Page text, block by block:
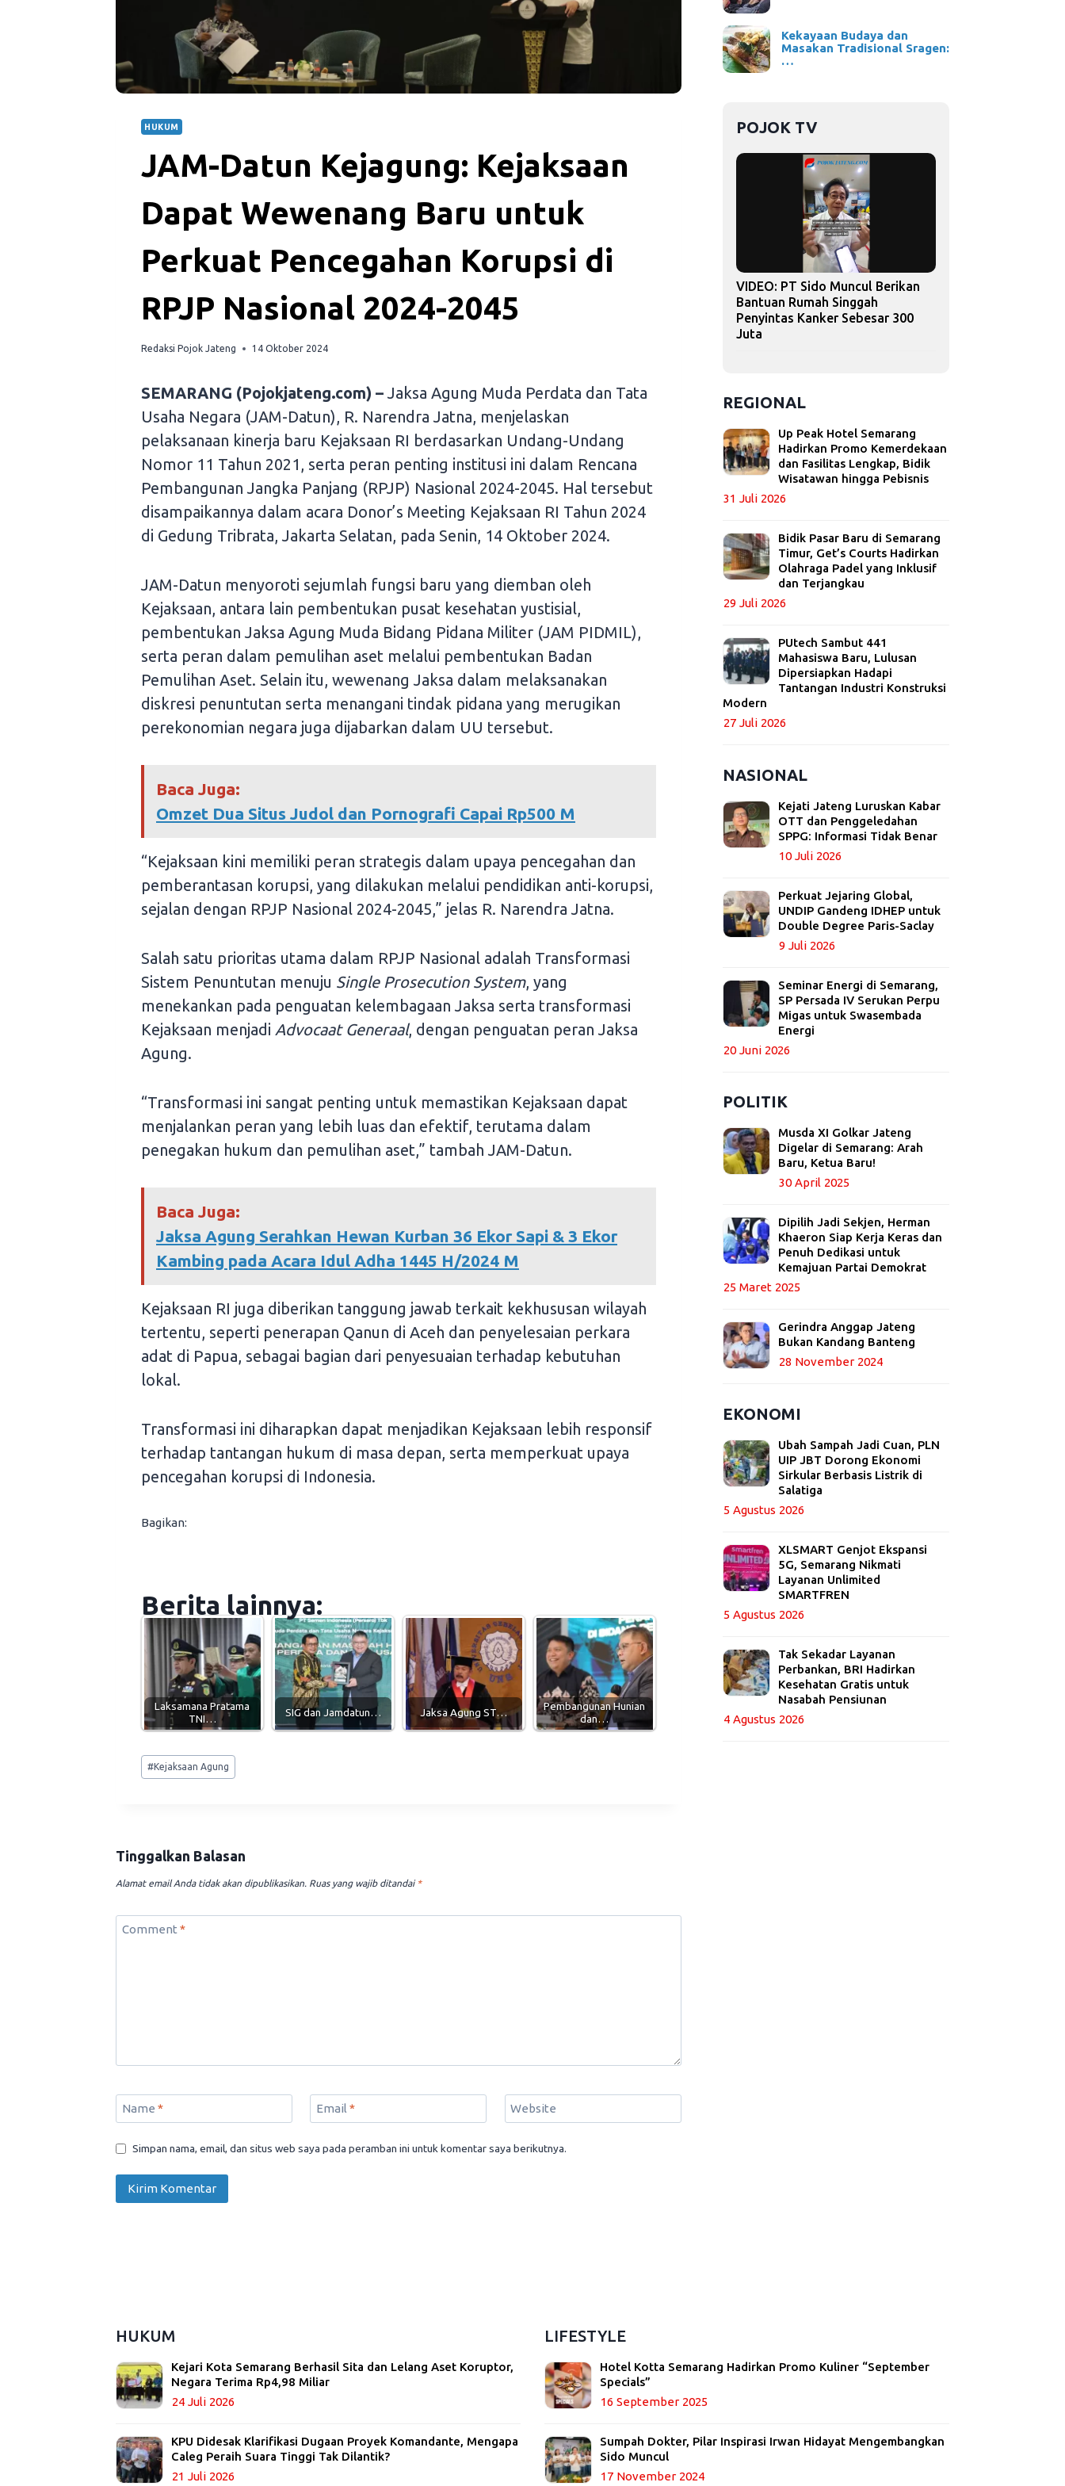
HUKUM
JAM-Datun Kejagung: Kejaksaan
Dapat Wewenang Baru untuk
Perkuat Pencegahan Korupsi di
RPJP Nasional 2024-2045
Redaksi Pojok Jateng 14 Oktober 2024
SEMARANG (Pojokjateng.com) – Jaksa Agung Muda Perdata dan Tata
Usaha Negara (JAM-Datun), R. Narendra Jatna, menjelaskan
pelaksanaan kinerja baru Kejaksaan RI berdasarkan Undang-Undang
Nomor 11 Tahun 2021, serta peran penting institusi ini dalam Rencana
Pembangunan Jangka Panjang (RPJP) Nasional 2024-2045. Hal tersebut
disampaikannya dalam acara Donor’s Meeting Kejaksaan RI Tahun 2024
di Gedung Tribrata, Jakarta Selatan, pada Senin, 14 Oktober 2024.
JAM-Datun menyoroti sejumlah fungsi baru yang diemban oleh
Kejaksaan, antara lain pembentukan pusat kesehatan yustisial,
pembentukan Jaksa Agung Muda Bidang Pidana Militer (JAM PIDMIL),
serta peran dalam pemulihan aset melalui pembentukan Badan
Pemulihan Aset. Selain itu, wewenang Jaksa dalam melaksanakan
diskresi penuntutan serta menangani tindak pidana yang merugikan
perekonomian negara juga dijabarkan dalam UU tersebut.
Baca Juga:
Omzet Dua Situs Judol dan Pornografi Capai Rp500 M
“Kejaksaan kini memiliki peran strategis dalam upaya pencegahan dan
pemberantasan korupsi, yang dilakukan melalui pendidikan anti-korupsi,
sejalan dengan RPJP Nasional 2024-2045,” jelas R. Narendra Jatna.
Salah satu prioritas utama dalam RPJP Nasional adalah Transformasi
Sistem Penuntutan menuju Single Prosecution System, yang
menekankan pada penguatan kelembagaan Jaksa serta transformasi
Kejaksaan menjadi Advocaat Generaal, dengan penguatan peran Jaksa
Agung.
“Transformasi ini sangat penting untuk memastikan Kejaksaan dapat
menjalankan peran yang lebih luas dan efektif, terutama dalam
penegakan hukum dan pemulihan aset,” tambah JAM-Datun.
Baca Juga:
Jaksa Agung Serahkan Hewan Kurban 36 Ekor Sapi & 3 Ekor
Kambing pada Acara Idul Adha 1445 H/2024 M
Kejaksaan RI juga diberikan tanggung jawab terkait kekhususan wilayah
tertentu, seperti penerapan Qanun di Aceh dan penyelesaian perkara
adat di Papua, sebagai bagian dari penyesuaian terhadap kebutuhan
lokal.
Transformasi ini diharapkan dapat menjadikan Kejaksaan lebih responsif
terhadap tantangan hukum di masa depan, serta memperkuat upaya
pencegahan korupsi di Indonesia.
Bagikan:
Berita lainnya:
Laksamana Pratama
TNI…
SIG dan Jamdatun… Jaksa Agung ST…
Pembangunan Hunian
dan…
Post
Tags:
#Kejaksaan Agung
Tinggalkan Balasan
Alamat email Anda tidak akan dipublikasikan. Ruas yang wajib ditandai *
Comment *
Name * Email * Website
Simpan nama, email, dan situs web saya pada peramban ini untuk komentar saya berikutnya.
Kekayaan Budaya dan
Masakan Tradisional Sragen:
…
POJOK TV
VIDEO: PT Sido Muncul Berikan
Bantuan Rumah Singgah
Penyintas Kanker Sebesar 300
Juta
REGIONAL
Up Peak Hotel Semarang
Hadirkan Promo Kemerdekaan
dan Fasilitas Lengkap, Bidik
Wisatawan hingga Pebisnis
31 Juli 2026
Bidik Pasar Baru di Semarang
Timur, Get’s Courts Hadirkan
Olahraga Padel yang Inklusif
dan Terjangkau
29 Juli 2026
PUtech Sambut 441
Mahasiswa Baru, Lulusan
Dipersiapkan Hadapi
Tantangan Industri Konstruksi
Modern
27 Juli 2026
NASIONAL
Kejati Jateng Luruskan Kabar
OTT dan Penggeledahan
SPPG: Informasi Tidak Benar
10 Juli 2026
Perkuat Jejaring Global,
UNDIP Gandeng IDHEP untuk
Double Degree Paris-Saclay
9 Juli 2026
Seminar Energi di Semarang,
SP Persada IV Serukan Perpu
Migas untuk Swasembada
Energi
20 Juni 2026
POLITIK
Musda XI Golkar Jateng
Digelar di Semarang: Arah
Baru, Ketua Baru!
30 April 2025
Dipilih Jadi Sekjen, Herman
Khaeron Siap Kerja Keras dan
Penuh Dedikasi untuk
Kemajuan Partai Demokrat
25 Maret 2025
Gerindra Anggap Jateng
Bukan Kandang Banteng
28 November 2024
EKONOMI
Ubah Sampah Jadi Cuan, PLN
UIP JBT Dorong Ekonomi
Sirkular Berbasis Listrik di
Salatiga
5 Agustus 2026
XLSMART Genjot Ekspansi
5G, Semarang Nikmati
Layanan Unlimited
SMARTFREN
5 Agustus 2026
Tak Sekadar Layanan
Perbankan, BRI Hadirkan
Kesehatan Gratis untuk
Nasabah Pensiunan
4 Agustus 2026
HUKUM
Kejari Kota Semarang Berhasil Sita dan Lelang Aset Koruptor,
Negara Terima Rp4,98 Miliar
24 Juli 2026
KPU Didesak Klarifikasi Dugaan Proyek Komandante, Mengapa
Caleg Peraih Suara Tinggi Tak Dilantik?
21 Juli 2026
LIFESTYLE
Hotel Kotta Semarang Hadirkan Promo Kuliner “September
Specials”
16 September 2025
Sumpah Dokter, Pilar Inspirasi Irwan Hidayat Mengembangkan
Sido Muncul
17 November 2024